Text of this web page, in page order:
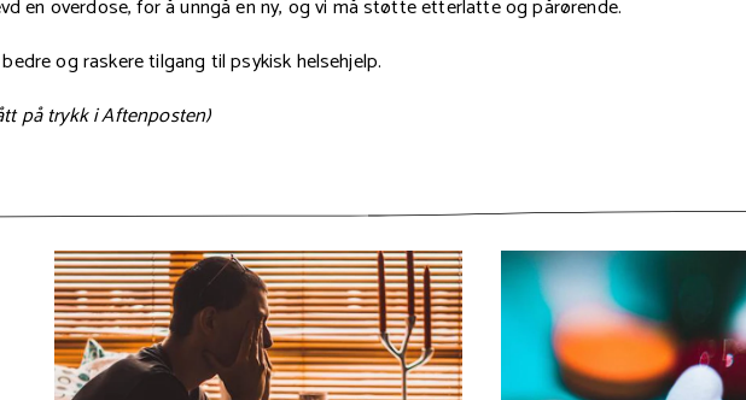
en overdose, for å unngå en ny, og vi må støtte etterlatte og pårørende.
og raskere tilgang til psykisk helsehjelp.
på trykk i Aftenposten)